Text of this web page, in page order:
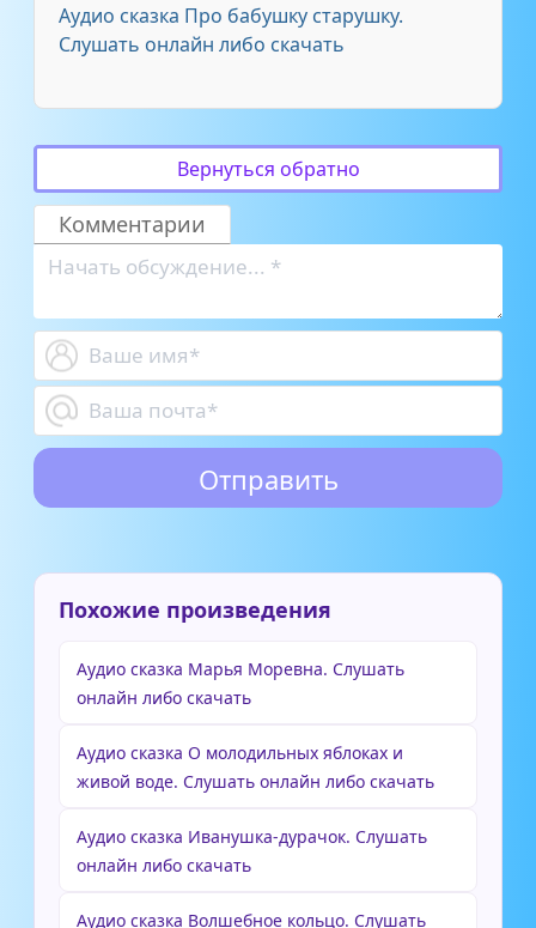
Аудио сказка Про бабушку старушку.
Слушать онлайн либо скачать
Вернуться обратно
Комментарии
Похожие произведения
Аудио сказка Марья Моревна. Слушать
онлайн либо скачать
Аудио сказка О молодильных яблоках и
живой воде. Слушать онлайн либо скачать
Аудио сказка Иванушка-дурачок. Слушать
онлайн либо скачать
Аудио сказка Волшебное кольцо. Слушать